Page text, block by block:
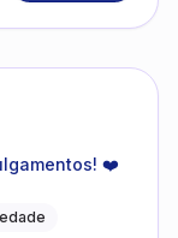
❤️